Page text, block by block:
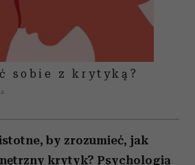
sobie z krytyką?
by zrozumieć, jak
krytyk? Psychologia